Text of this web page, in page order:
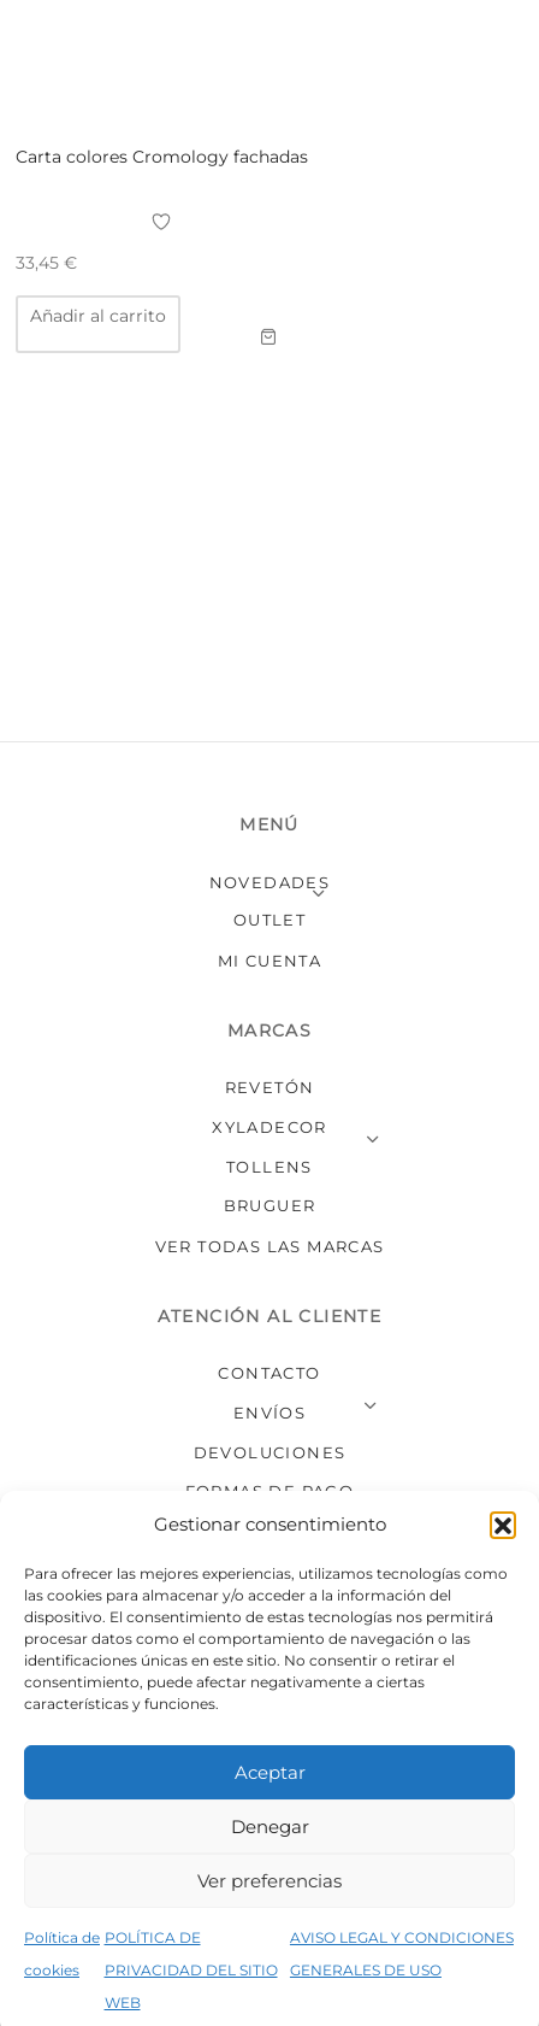
Gestionar consentimiento
Para ofrecer las mejores experiencias, utilizamos tecnologías como
las cookies para almacenar y/o acceder a la información del
dispositivo. El consentimiento de estas tecnologías nos permitirá
procesar datos como el comportamiento de navegación o las
identificaciones únicas en este sitio. No consentir o retirar el
consentimiento, puede afectar negativamente a ciertas
características y funciones.
Aceptar
Denegar
Ver preferencias
Política de
cookies
POLÍTICA DE
PRIVACIDAD DEL SITIO
WEB
AVISO LEGAL Y CONDICIONES
GENERALES DE USO
5% de descuento en tu primera compra, utiliza el código PRIMERACOMPRA
Carta colores Cromology fachadas
33,45 €
Añadir al carrito
MENÚ
NOVEDADES
OUTLET
MI CUENTA
MARCAS
REVETÓN
XYLADECOR
TOLLENS
BRUGUER
VER TODAS LAS MARCAS
ATENCIÓN AL CLIENTE
CONTACTO
ENVÍOS
DEVOLUCIONES
FORMAS DE PAGO
SÍGUENOS
Condiciones generales de venta
Política de privacidad del sitio web
©2026 Decopintur- todos los derechos